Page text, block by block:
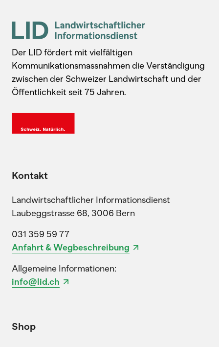
Der LID fördert mit vielfältigen
Kommunikationsmassnahmen die Verständigung
zwischen der Schweizer Landwirtschaft und der
Öffentlichkeit seit 75 Jahren.
Kontakt
Landwirtschaftlicher Informationsdienst
Laubeggstrasse 68, 3006 Bern
031 359 59 77
Anfahrt & Wegbeschreibung
Allgemeine Informationen:
info@lid.ch
Shop